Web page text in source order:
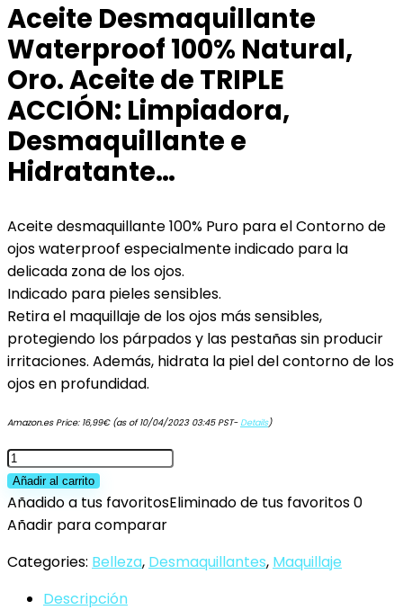
Aceite Desmaquillante
Waterproof 100% Natural,
Oro. Aceite de TRIPLE
ACCIÓN: Limpiadora,
Desmaquillante e
Hidratante…
Aceite desmaquillante 100% Puro para el Contorno de
ojos waterproof especialmente indicado para la
delicada zona de los ojos.
Indicado para pieles sensibles.
Retira el maquillaje de los ojos más sensibles,
protegiendo los párpados y las pestañas sin producir
irritaciones. Además, hidrata la piel del contorno de los
ojos en profundidad.
Amazon.es Price: 16,99€(as of 10/04/2023 03:45 PST-Details)
Aceite
Desmaquillante
Waterproof
100%
Oro.
Aceite
Añadir al carrito
Añadido a tus favoritosEliminado de tus favoritos0
Añadir para comparar
Categories: Belleza, Desmaquillantes, Maquillaje
Descripción